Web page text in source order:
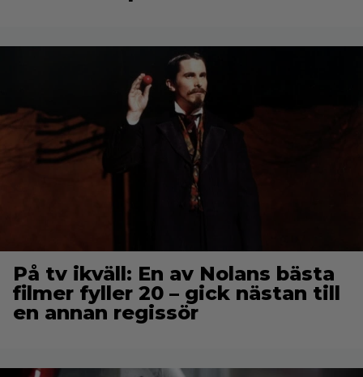
På tv ikväll: En av Nolans bästa
filmer fyller 20 – gick nästan till
en annan regissör